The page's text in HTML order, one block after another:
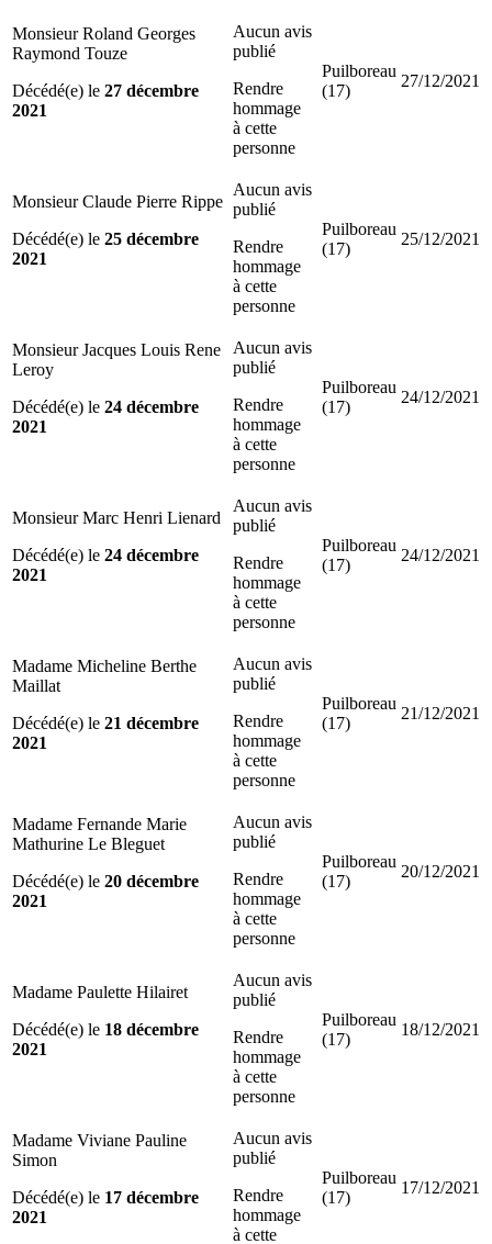
Monsieur Roland Georges
Raymond Touze
Décédé(e) le 27 décembre
2021
Aucun avis
publié
Rendre
hommage
à cette
personne
Puilboreau
(17)
27/12/2021
Monsieur Claude Pierre Rippe
Décédé(e) le 25 décembre
2021
Aucun avis
publié
Rendre
hommage
à cette
personne
Puilboreau
(17)
25/12/2021
Monsieur Jacques Louis Rene
Leroy
Décédé(e) le 24 décembre
2021
Aucun avis
publié
Rendre
hommage
à cette
personne
Puilboreau
(17)
24/12/2021
Monsieur Marc Henri Lienard
Décédé(e) le 24 décembre
2021
Aucun avis
publié
Rendre
hommage
à cette
personne
Puilboreau
(17)
24/12/2021
Madame Micheline Berthe
Maillat
Décédé(e) le 21 décembre
2021
Aucun avis
publié
Rendre
hommage
à cette
personne
Puilboreau
(17)
21/12/2021
Madame Fernande Marie
Mathurine Le Bleguet
Décédé(e) le 20 décembre
2021
Aucun avis
publié
Rendre
hommage
à cette
personne
Puilboreau
(17)
20/12/2021
Madame Paulette Hilairet
Décédé(e) le 18 décembre
2021
Aucun avis
publié
Rendre
hommage
à cette
personne
Puilboreau
(17)
18/12/2021
Madame Viviane Pauline
Simon
Décédé(e) le 17 décembre
2021
Aucun avis
publié
Rendre
hommage
à cette
Puilboreau
(17)
17/12/2021